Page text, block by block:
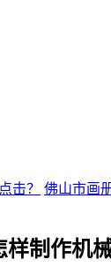
击？ 佛山市画
制作机械